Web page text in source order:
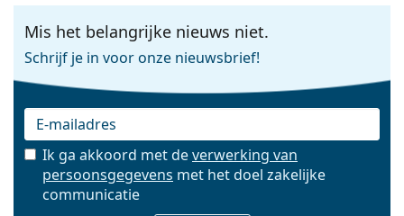
Mis het belangrijke nieuws niet.
Schrijf je in voor onze nieuwsbrief!
E-mail
Ik ga akkoord met deverwerking van
persoonsgegevens met het doel zakelijke
communicatie